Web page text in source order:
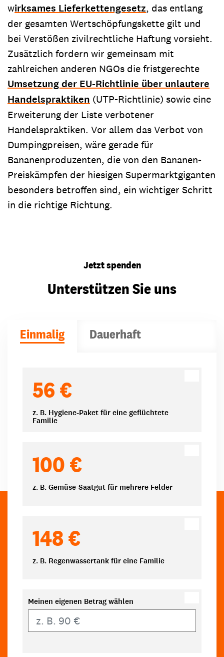
wirksames Lieferkettengesetz, das entlang
der gesamten Wertschöpfungskette gilt und
bei Verstößen zivilrechtliche Haftung vorsieht.
Zusätzlich fordern wir gemeinsam mit
zahlreichen anderen NGOs die fristgerechte
Umsetzung der EU-Richtlinie über unlautere
Handelspraktiken (UTP-Richtlinie) sowie eine
Erweiterung der Liste verbotener
Handelspraktiken. Vor allem das Verbot von
Dumpingpreisen, wäre gerade für
Bananenproduzenten, die von den Bananen-
Preiskämpfen der hiesigen Supermarktgiganten
besonders betroffen sind, ein wichtiger Schritt
in die richtige Richtung.
Jetzt spenden
Unterstützen Sie uns
Einmalig Dauerhaft
56 €
z. B. Hygiene-Paket für eine geflüchtete
Familie
100 €
z. B. Gemüse-Saatgut für mehrere Felder
148 €
z. B. Regenwassertank für eine Familie
Meinen eigenen Betrag wählen